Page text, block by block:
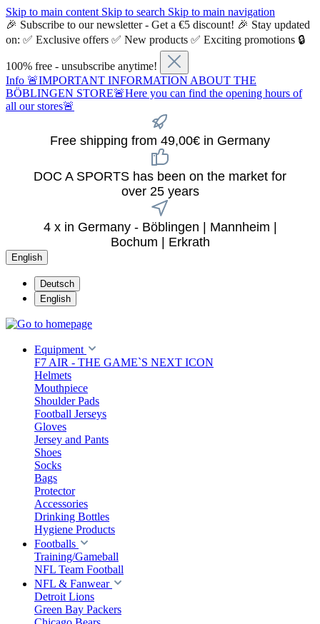
Skip to main content Skip to search Skip to main navigation
🎉 Subscribe to our newsletter - Get a €5 discount! 🎉 Stay updated
on: ✅ Exclusive offers ✅ New products ✅ Exciting promotions 🔒
100% free - unsubscribe anytime!
Info 🚨IMPORTANT INFORMATION ABOUT THE
BÖBLINGEN STORE🚨Here you can find the opening hours of
all our stores🚨
Free shipping from 49,00€ in Germany
DOC A SPORTS has been on the market for
over 25 years
4 x in Germany - Böblingen | Mannheim |
Bochum | Erkrath
English
Deutsch
English
Equipment
F7 AIR - THE GAME`S NEXT ICON
Helmets
Mouthpiece
Shoulder Pads
Football Jerseys
Gloves
Jersey and Pants
Shoes
Socks
Bags
Protector
Accessories
Drinking Bottles
Hygiene Products
Footballs
Training/Gameball
NFL Team Football
NFL & Fanwear
Detroit Lions
Green Bay Packers